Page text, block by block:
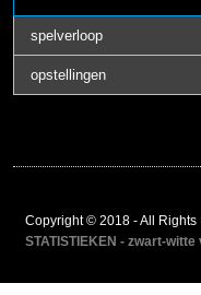
spelverloop
opstellingen
Copyright © 2018 - All Rights
STATISTIEKEN - zwart-